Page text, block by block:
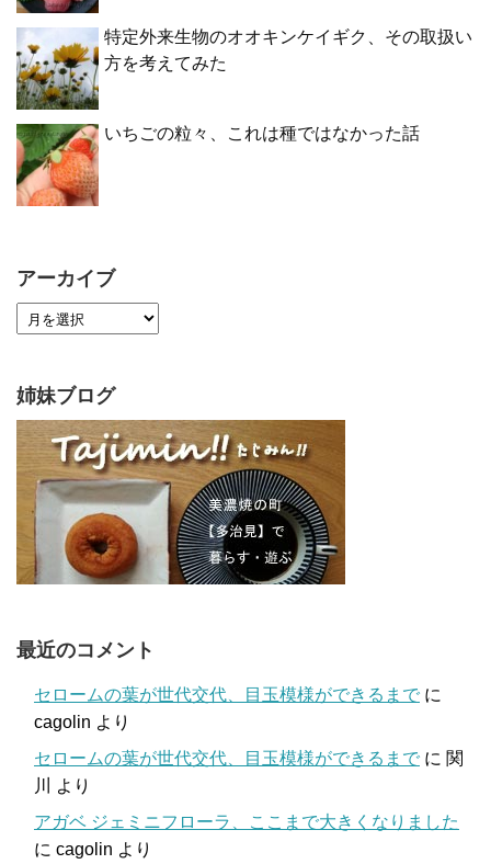
特定外来生物のオオキンケイギク、その取扱い
方を考えてみた
いちごの粒々、これは種ではなかった話
アーカイブ
姉妹ブログ
最近のコメント
セロームの葉が世代交代、目玉模様ができるまで に
cagolin より
セロームの葉が世代交代、目玉模様ができるまで に 関
川
より
アガベ ジェミニフローラ、ここまで大きくなりました
に cagolin より